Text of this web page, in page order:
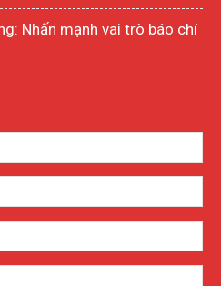
Nhấn mạnh vai trò báo chí